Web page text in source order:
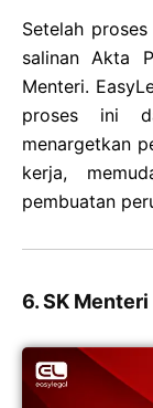
Setelah
salinan Akta
Menteri.
proses ini
menargetkan
kerja,
pembuatan
6. SK Menteri